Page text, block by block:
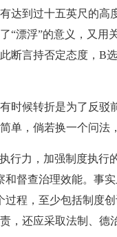
达到过十五英尺的高
“漂浮”的意义，又用
断言持否定态度，B
时候转折是为了反
单，倘若换一个问法
行力，加强制度执
督查治理效能。事
程，至少包括制度
，还应采取法制、德